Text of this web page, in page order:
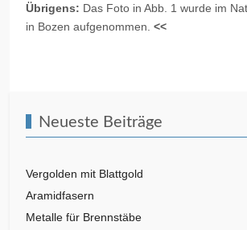
Übrigens: Das Foto in Abb. 1 wurde im
in Bozen aufgenommen. <<
Neueste Beiträge
Vergolden mit Blattgold
Aramidfasern
Metalle für Brennstäbe